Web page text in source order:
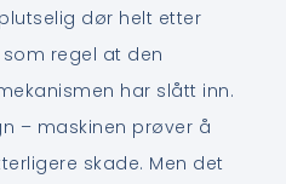
dør helt etter
regel at den
har slått inn.
– maskinen prøver å
skade. Men det